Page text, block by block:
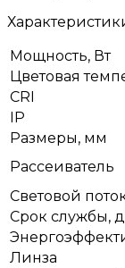
Мощность, Вт
Цветовая
CRI
IP
Размеры, мм
Рассеиватель
Световой
Срок службы,
Линза